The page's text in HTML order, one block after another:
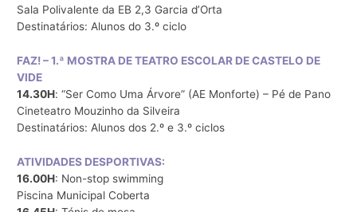
Sala Polivalente da EB 2,3 Garcia d’Orta
Destinatários: Alunos do 3.º ciclo
FAZ! – 1.ª MOSTRA DE TEATRO ESCOLAR DE CASTELO DE
VIDE
14.30H: “Ser Como Uma Árvore” (AE Monforte) – Pé de Pano
Cineteatro Mouzinho da Silveira
Destinatários: Alunos dos 2.º e 3.º ciclos
ATIVIDADES DESPORTIVAS:
16.00H: Non-stop swimming
Piscina Municipal Coberta